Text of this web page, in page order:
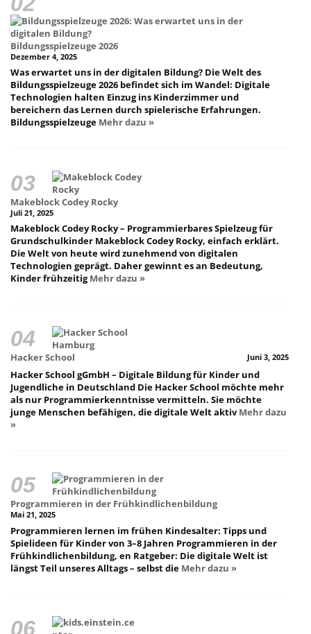
Bildungsspielzeuge 2026
Dezember 4, 2025
Was erwartet uns in der digitalen Bildung? Die Welt des
Bildungsspielzeuge 2026 befindet sich im Wandel: Digitale
Technologien halten Einzug ins Kinderzimmer und
bereichern das Lernen durch spielerische Erfahrungen.
Bildungsspielzeuge Mehr dazu »
Makeblock Codey Rocky
Juli 21, 2025
Makeblock Codey Rocky – Programmierbares Spielzeug für
Grundschulkinder Makeblock Codey Rocky, einfach erklärt.
Die Welt von heute wird zunehmend von digitalen
Technologien geprägt. Daher gewinnt es an Bedeutung,
Kinder frühzeitigMehr dazu »
Hacker School Juni 3, 2025
Hacker School gGmbH – Digitale Bildung für Kinder und
Jugendliche in Deutschland Die Hacker School möchte mehr
als nur Programmierkenntnisse vermitteln. Sie möchte
junge Menschen befähigen, die digitale Welt aktivMehr dazu
»
Programmieren in der Frühkindlichenbildung
Mai 21, 2025
Programmieren lernen im frühen Kindesalter: Tipps und
Spielideen für Kinder von 3–8 Jahren Programmieren in der
Frühkindlichenbildung, en Ratgeber: Die digitale Welt ist
längst Teil unseres Alltags – selbst die Mehr dazu »